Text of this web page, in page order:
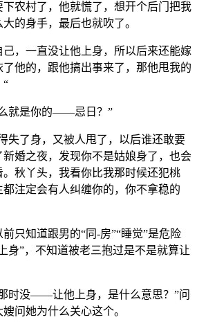
农村了，他就慌了，想开个后门把我
的身手，最后也就吹了。
，一直没让他上身，所以后来还能嫁
他的，跟他搞出事来了，那他甩我的
“
就是你的——忌日？”
失了身，又被人甩了，以后谁还敢要
婚之夜，发现你不是姑娘身了，也会
秋丫头，我看你比我那时候还犯桃
注定会有人纠缠你的，你不拿稳的
只知道跟男的“同-房”“睡觉”是危险
身”，不知道被老三抱过是不是就算让
时没——让他上身，是什么意思？”问
问她为什么关心这个。